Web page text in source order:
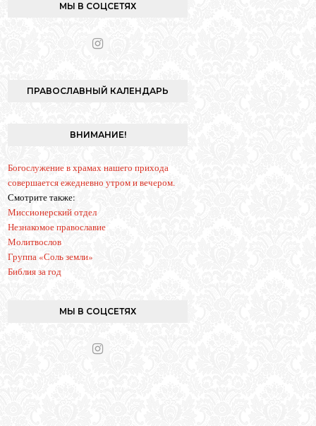
МЫ В СОЦСЕТЯХ
I
t
a
ПРАВОСЛАВНЫЙ КАЛЕНДАРЬ
ВНИМАНИЕ!
Богослужение в храмах нашего прихода
совершается ежедневно утром и вечером.
Смотрите также:
Миссионерский отдел
Незнакомое православие
Молитвослов
Группа «Соль земли»
Библия за год
МЫ В СОЦСЕТЯХ
I